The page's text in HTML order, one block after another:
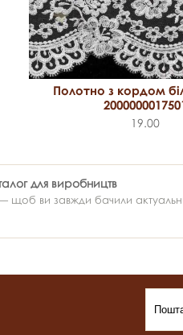
Полотно з кордом
19.00
для виробництв
ви завжди бачили